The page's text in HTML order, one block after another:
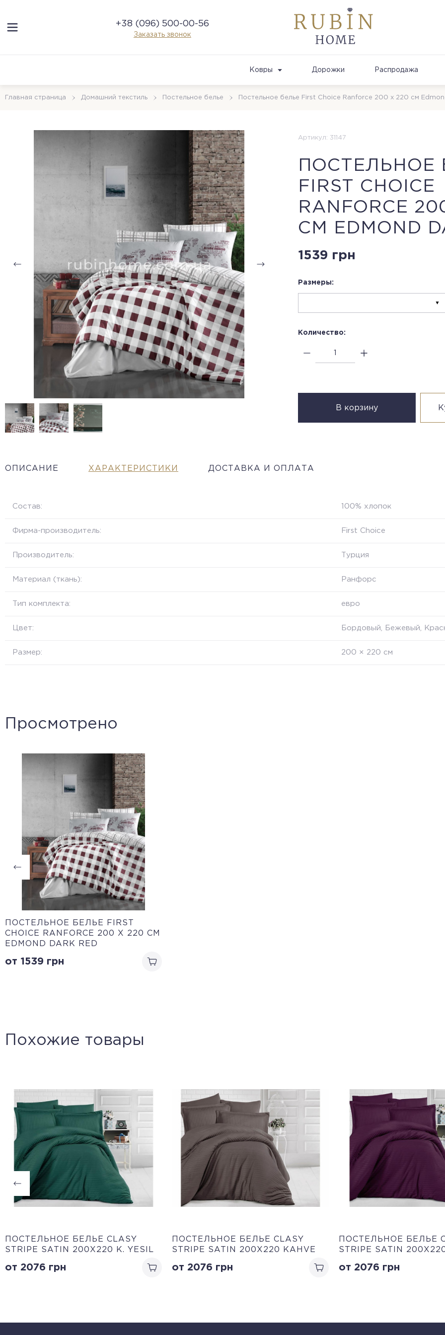
+38 (096) 500-00-56
Заказать звонок
Ковры Дорожки Распродажа
Главная страница Домашний текстиль Постельное белье Постельное белье First Choice Ranforce 200 х 220 см
Артикул: 31147
ПОСТЕЛЬНОЕ
FIRST CHOICE
RANFORCE
СМ EDMOND
1539 грн
Размеры:
Количество:
В корзину
ОПИСАНИЕ ХАРАКТЕРИСТИКИ ДОСТАВКА И ОПЛАТА
Состав: 100% хлопок
Фирма-производитель: First Choice
Производитель: Турция
Материал (ткань): Ранфорс
Тип комплекта: евро
Цвет: Бордовый, Бежевый,
Размер: 200 × 220 см
Просмотрено
ПОСТЕЛЬНОЕ БЕЛЬЕ FIRST
CHOICE RANFORCE 200 Х 220 СМ
EDMOND DARK RED
от 1539 грн
Похожие товары
ПОСТЕЛЬНОЕ БЕЛЬЕ CLASY
STRIPE SATIN 200Х220 K. YESIL
от 2076 грн
ПОСТЕЛЬНОЕ БЕЛЬЕ CLASY
STRIPE SATIN 200Х220 KAHVE
от 2076 грн
ПОСТЕЛЬНОЕ БЕЛЬЕ
STRIPE SATIN
от 2076 грн